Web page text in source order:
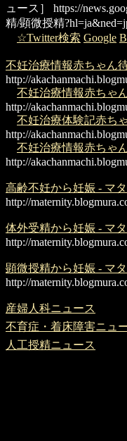
ュース］
精/顕微授精
☆Twitter検索 Google
不妊治療情報赤ちゃん
http://
不妊治療情報赤ちゃ
http://
不妊治療体験記赤ち
http://
不妊治療情報赤ちゃ
http://
高齢不妊から妊娠 - マ
http://
体外受精から妊娠 - マ
http://
顕微授精から妊娠 - マ
http://
産婦人科ニュース
不育症・着床障害ニュ
人工授精ニュース